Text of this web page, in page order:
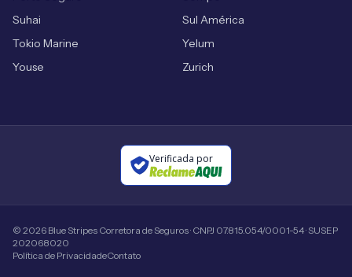
Suhai
Sul América
Tokio Marine
Yelum
Youse
Zurich
Verificada por
© 2026 Blue Stripes Corretora de Seguros · CNPJ 07.815.054/0001-54 · SUSEP
202068020
Política de PrivacidadeContato